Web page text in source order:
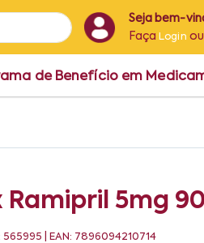
Seja bem-
Faça Login
de Benefício em
Ramipril 5mg
565995 | EAN: 7896094210714